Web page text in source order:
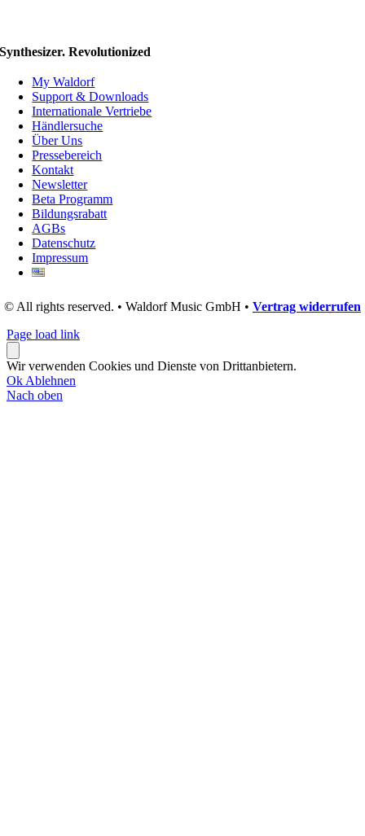
Synthesizer. Revolutionized
My Waldorf
Support & Downloads
Internationale Vertriebe
Händlersuche
Über Uns
Pressebereich
Kontakt
Newsletter
Beta Programm
Bildungsrabatt
AGBs
Datenschutz
Impressum
© All rights reserved. • Waldorf Music GmbH • Vertrag widerrufen
Page load link
Wir verwenden Cookies und Dienste von Drittanbietern.
Ok Ablehnen
Nach oben